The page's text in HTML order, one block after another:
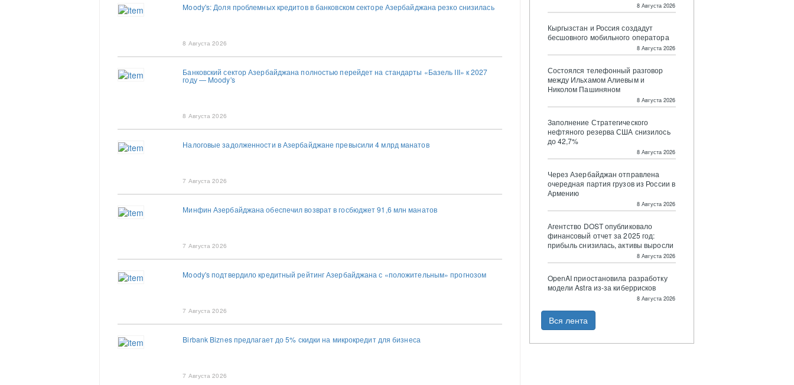
Moody's: Доля проблемных кредитов в банковском секторе Азербайджана резко снизилась
8 Августа 2026
Банковский сектор Азербайджана полностью перейдет на стандарты «Базель III» к 2027
году — Moody's
8 Августа 2026
Налоговые задолженности в Азербайджане превысили 4 млрд манатов
7 Августа 2026
Минфин Азербайджана обеспечил возврат в госбюджет 91,6 млн манатов
7 Августа 2026
Moody's подтвердило кредитный рейтинг Азербайджана с «положительным» прогнозом
7 Августа 2026
Birbank Biznes предлагает до 5% скидки на микрокредит для бизнеса
7 Августа 2026
8 Августа 2026
Кыргызстан и Россия создадут
бесшовного мобильного оператора
8 Августа 2026
Состоялся телефонный разговор
между Ильхамом Алиевым и
Николом Пашиняном
8 Августа 2026
Заполнение Стратегического
нефтяного резерва США снизилось
до 42,7%
8 Августа 2026
Через Азербайджан отправлена
очередная партия грузов из России в
Армению
8 Августа 2026
Агентство DOST опубликовало
финансовый отчет за 2025 год:
прибыль снизилась, активы выросли
8 Августа 2026
OpenAI приостановила разработку
модели Astra из-за киберрисков
8 Августа 2026
Вся лента